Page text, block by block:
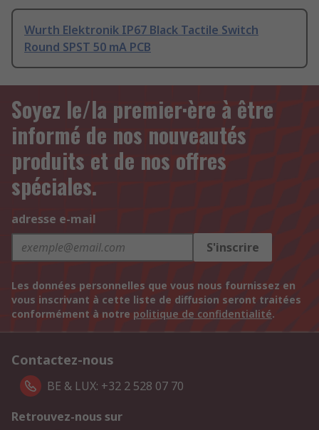
Wurth Elektronik IP67 Black Tactile Switch
Round SPST 50 mA PCB
Soyez le/la premier·ère à être
informé de nos nouveautés
produits et de nos offres
spéciales.
adresse e-mail
S'inscrire
Les données personnelles que vous nous fournissez en
vous inscrivant à cette liste de diffusion seront traitées
conformément à notre politique de confidentialité.
Contactez-nous
BE & LUX: +32 2 528 07 70
Retrouvez-nous sur